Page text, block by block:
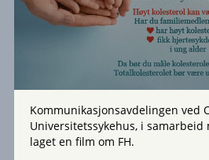
Kommunikasjonsavdelingen ved
Universitetssykehus, i samarbeid
laget en film om FH.